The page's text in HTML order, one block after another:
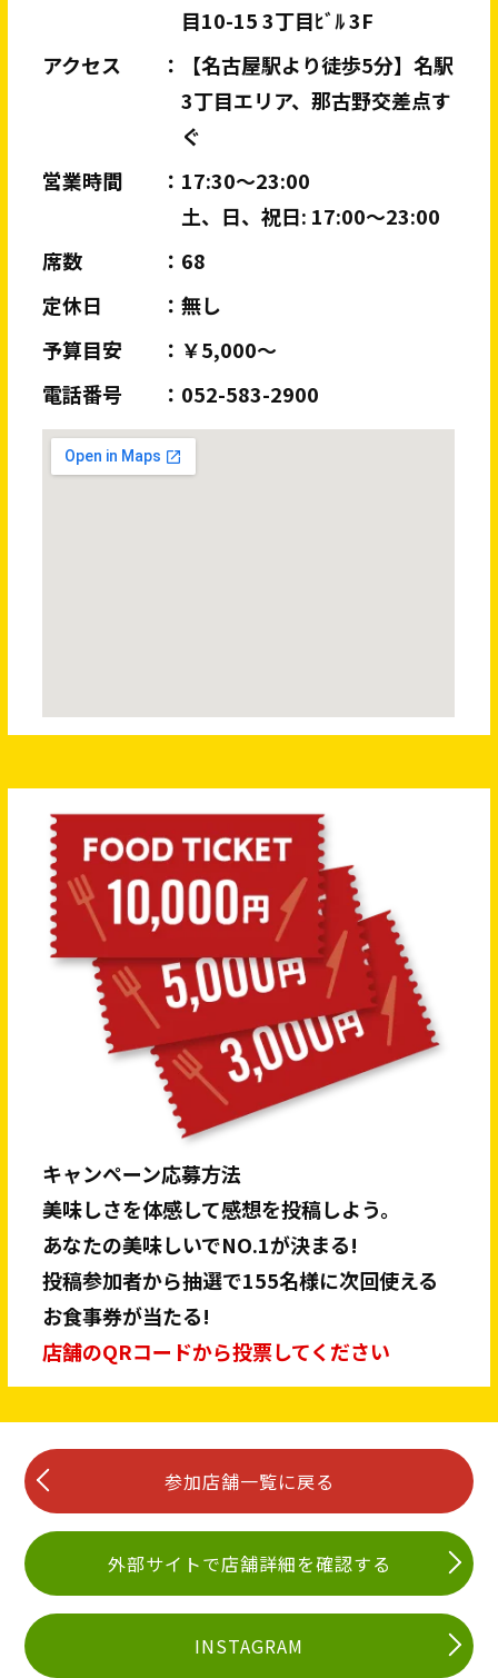
目10-15 3丁目ﾋﾞﾙ 3F
アクセス
【名古屋駅より徒歩5分】名駅
3丁目エリア、那古野交差点す
ぐ
営業時間
17:30〜23:00
土、日、祝日: 17:00～23:00
席数
68
定休日
無し
予算目安
￥5,000～
電話番号
052-583-2900
キャンペーン応募方法
美味しさを体感して感想を投稿しよう。
あなたの美味しいでNO.1が決まる!
投稿参加者から抽選で155名様に次回使える
お食事券が当たる!
店舗のQRコードから投票してください
参加店舗一覧に戻る
外部サイトで店舗詳細を確認する
INSTAGRAM